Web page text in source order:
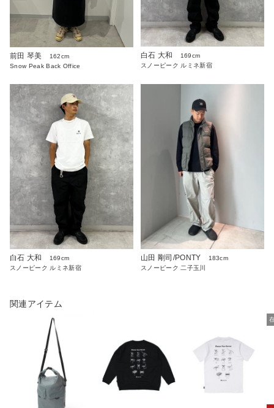
前田 琴美
162cm
Snow Peak Back Office
白石 大和
169cm
スノーピーク ルミネ新宿
白石 大和
169cm
スノーピーク ルミネ新宿
山田 剛司/PONTY
183cm
スノーピーク 二子玉川
関連アイテム